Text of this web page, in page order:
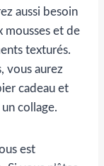
aussi besoin
mousses et de
texturés.
vous aurez
cadeau et
collage.
est